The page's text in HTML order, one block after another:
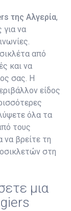
της Αλγερία,
για να
από
και να
σας. Η
είδος
όλα τα
τους
να βρείτε τη
στη
μια